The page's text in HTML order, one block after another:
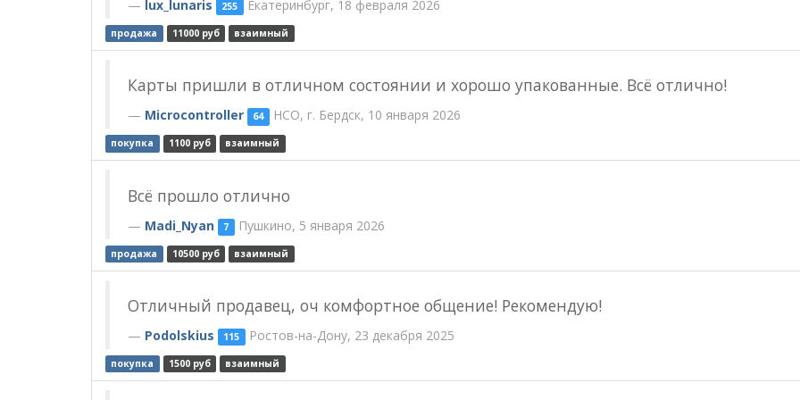
lux_lunaris 255 Екатеринбург, 18 февраля 2026
продажа 11000 руб взаимный
Карты пришли в отличном состоянии и хорошо упакованные. Всё отлично!
Microcontroller 64 НСО, г. Бердск, 10 января 2026
покупка 1100 руб взаимный
Всё прошло отлично
Madi_Nyan 7 Пушкино, 5 января 2026
продажа 10500 руб взаимный
Отличный продавец, оч комфортное общение! Рекомендую!
Podolskius 115 Ростов-на-Дону, 23 декабря 2025
покупка 1500 руб взаимный